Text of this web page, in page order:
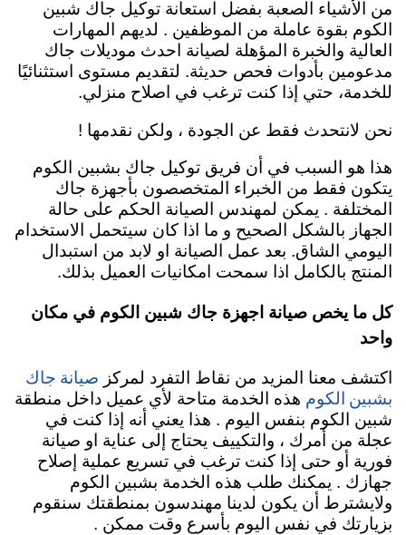
من الأشياء الصعبة بفضل استعانة توكيل جاك شبين
الكوم بقوة عاملة من الموظفين . لديهم المهارات
العالية والخبرة المؤهلة لصيانة احدث موديلات جاك
مدعومين بأدوات فحص حديثة. لتقديم مستوى استثنائيًا
للخدمة، حتي إذا كنت ترغب في اصلاح منزلي.
نحن لانتحدث فقط عن الجودة ، ولكن نقدمها !
هذا هو السبب في أن فريق توكيل جاك بشبين الكوم
يتكون فقط من الخبراء المتخصصون بأجهزة جاك
المختلفة . يمكن لمهندس الصيانة الحكم على حالة
الجهاز بالشكل الصحيح و ما اذا كان سيتحمل الاستخدام
اليومي الشاق. بعد عمل الصيانة او لابد من استبدال
المنتج بالكامل اذا سمحت امكانيات العميل بذلك.
كل ما يخص صيانة اجهزة جاك شبين الكوم في مكان
واحد
اكتشف معنا المزيد من نقاط التفرد لمركز صيانة جاك
بشبين الكوم هذه الخدمة متاحة لأي عميل داخل منطقة
شبين الكوم بنفس اليوم . هذا يعني أنه إذا كنت في
عجلة من أمرك ، والتكييف يحتاج إلى عناية او صيانة
فورية أو حتى إذا كنت ترغب في تسريع عملية إصلاح
جهازك . يمكنك طلب هذه الخدمة بشبين الكوم
ولايشترط أن يكون لدينا مهندسون بمنطقتك سنقوم
بزيارتك في نفس اليوم بأسرع وقت ممكن .